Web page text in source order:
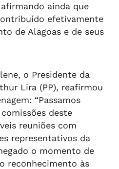
ainda que
efetivamente
de Alagoas e de seus
o Presidente da
Lira (PP), reafirmou
“Passamos
deste
reuniões com
representativos da
o momento de
reconhecimento às